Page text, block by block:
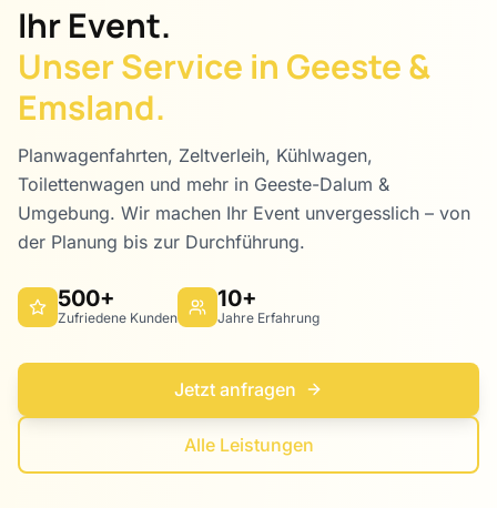
Ihr Event.
Unser Service in Geeste &
Emsland.
Planwagenfahrten, Zeltverleih, Kühlwagen,
Toilettenwagen und mehr in Geeste-Dalum &
Umgebung. Wir machen Ihr Event unvergesslich – von
der Planung bis zur Durchführung.
500+
Zufriedene Kunden
10+
Jahre Erfahrung
Jetzt anfragen
Alle Leistungen